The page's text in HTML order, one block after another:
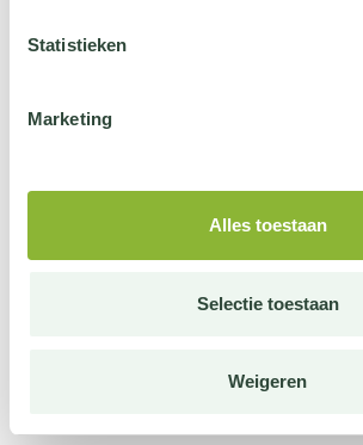
Statistieken
Marketing
Alles toestaan
Selectie toestaan
Weigeren